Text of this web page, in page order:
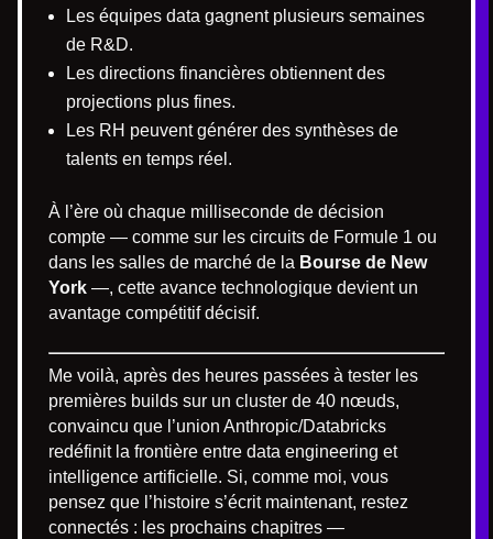
Les équipes data gagnent plusieurs semaines
de R&D.
Les directions financières obtiennent des
projections plus fines.
Les RH peuvent générer des synthèses de
talents en temps réel.
À l’ère où chaque milliseconde de décision
compte — comme sur les circuits de Formule 1 ou
dans les salles de marché de la Bourse de New
York —, cette avance technologique devient un
avantage compétitif décisif.
Me voilà, après des heures passées à tester les
premières builds sur un cluster de 40 nœuds,
convaincu que l’union Anthropic/Databricks
redéfinit la frontière entre data engineering et
intelligence artificielle. Si, comme moi, vous
pensez que l’histoire s’écrit maintenant, restez
connectés : les prochains chapitres —